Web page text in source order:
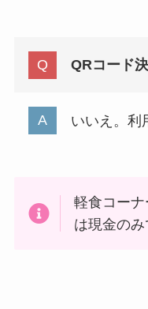
QRコード
いいえ。利
軽食コー
は現金のみ